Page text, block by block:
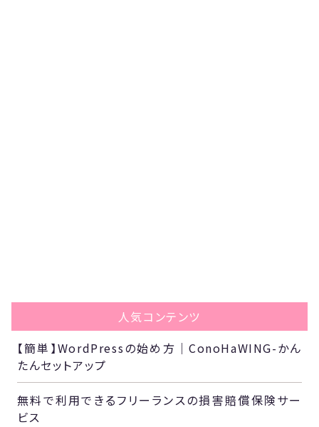
人気コンテンツ
【簡単】WordPressの始め方｜ConoHaWING-かん
たんセットアップ
無料で利用できるフリーランスの損害賠償保険サー
ビス